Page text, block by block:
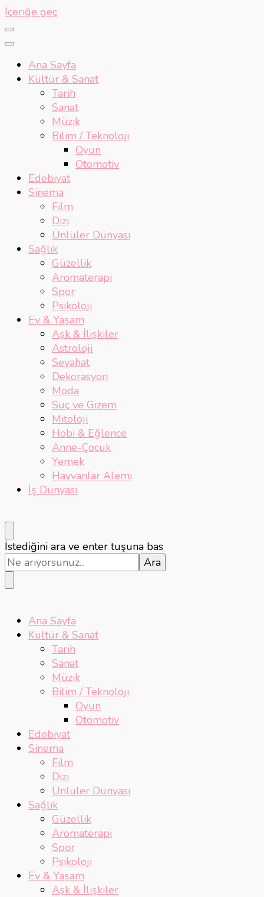
İçeriğe geç
Ana Sayfa
Kültür & Sanat
Tarih
Sanat
Müzik
Bilim / Teknoloji
Oyun
Otomotiv
Edebiyat
Sinema
Film
Dizi
Ünlüler Dünyası
Sağlık
Güzellik
Aromaterapi
Spor
Psikoloji
Ev & Yaşam
Aşk & İlişkiler
Astroloji
Seyahat
Dekorasyon
Moda
Suç ve Gizem
Mitoloji
Hobi & Eğlence
Anne-Çocuk
Yemek
Hayvanlar Alemi
İş Dünyası
Bir
şey
mi
arıyorsunuz?
İstediğini ara ve enter tuşuna bas
Ana Sayfa
Kültür & Sanat
Tarih
Sanat
Müzik
Bilim / Teknoloji
Oyun
Otomotiv
Edebiyat
Sinema
Film
Dizi
Ünlüler Dünyası
Sağlık
Güzellik
Aromaterapi
Spor
Psikoloji
Ev & Yaşam
Aşk & İlişkiler